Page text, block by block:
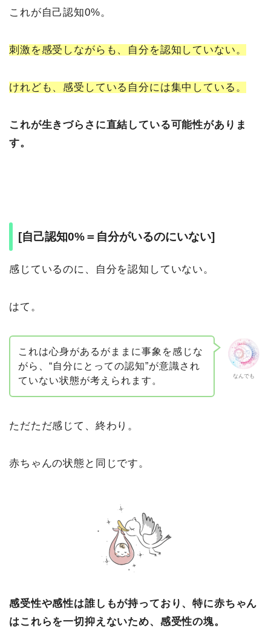
これが自己認知0%。
刺激を感受しながらも、自分を認知していない。
けれども、感受している自分には集中している。
これが生きづらさに直結している可能性がありま
す。
[自己認知0%＝自分がいるのにいない]
感じているのに、自分を認知していない。
はて。
なんでも
これは心身があるがままに事象を感じな
がら、“自分にとっての認知”が意識され
ていない状態が考えられます。
ただただ感じて、終わり。
赤ちゃんの状態と同じです。
感受性や感性は誰しもが持っており、特に赤ちゃん
はこれらを一切抑えないため、感受性の塊。